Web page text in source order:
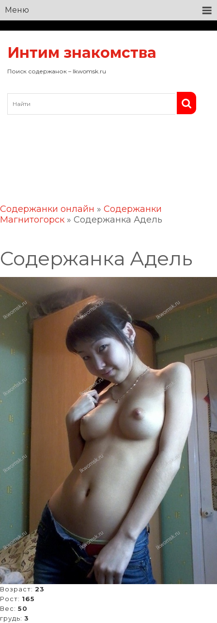
Меню
Интим знакомства
Поиск содержанок – lkwomsk.ru
Содержанки онлайн » Содержанки
Магнитогорск » Содержанка Адель
Содержанка Адель
Возраст: 23
Рост: 165
Вес: 50
грудь: 3